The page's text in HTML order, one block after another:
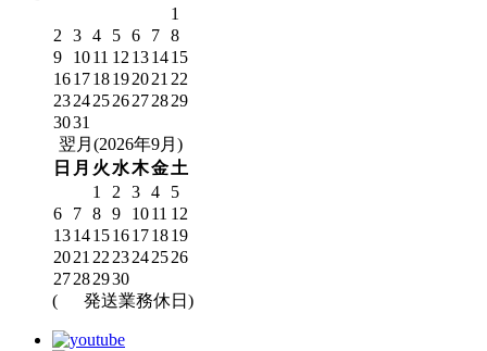
1
2
3 4 5 6 7 8
9
1011 12 131415
161718192021 22
23242526272829
3031
翌月(2026年9月)
日 月 火 水木金土
1
2 3 4
5
6
7 8 9 1011 12
13141516171819
2021 22 23242526
27282930
(
発送業務休日)